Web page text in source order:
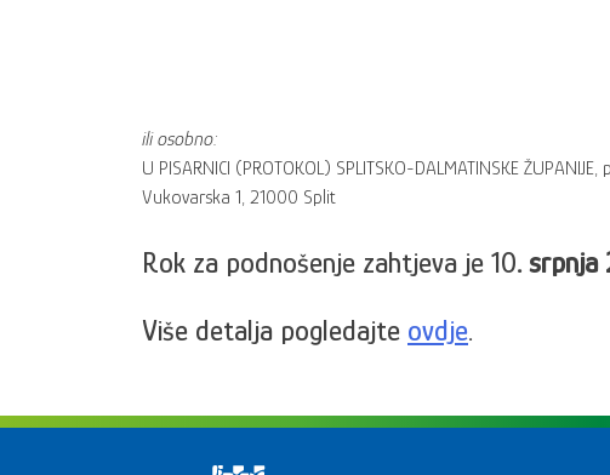
ili osobno:
U PISARNICI (PROTOKOL) SPLITSKO-DALMATINSKE ŽUPANIJE,
Vukovarska 1, 21000 Split
Rok za podnošenje zahtjeva je 10. srpnja
Više detalja pogledajte ovdje.